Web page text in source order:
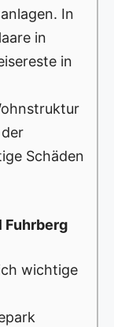
In
in
in
Schäden
Fuhrberg
wichtige